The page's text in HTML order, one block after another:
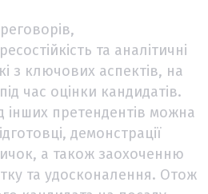
та аналітичні
з ключових аспектів, на
час оцінки кандидатів.
інших претендентів можна
демонстрації
а також заохоченню
та удосконалення. Отож